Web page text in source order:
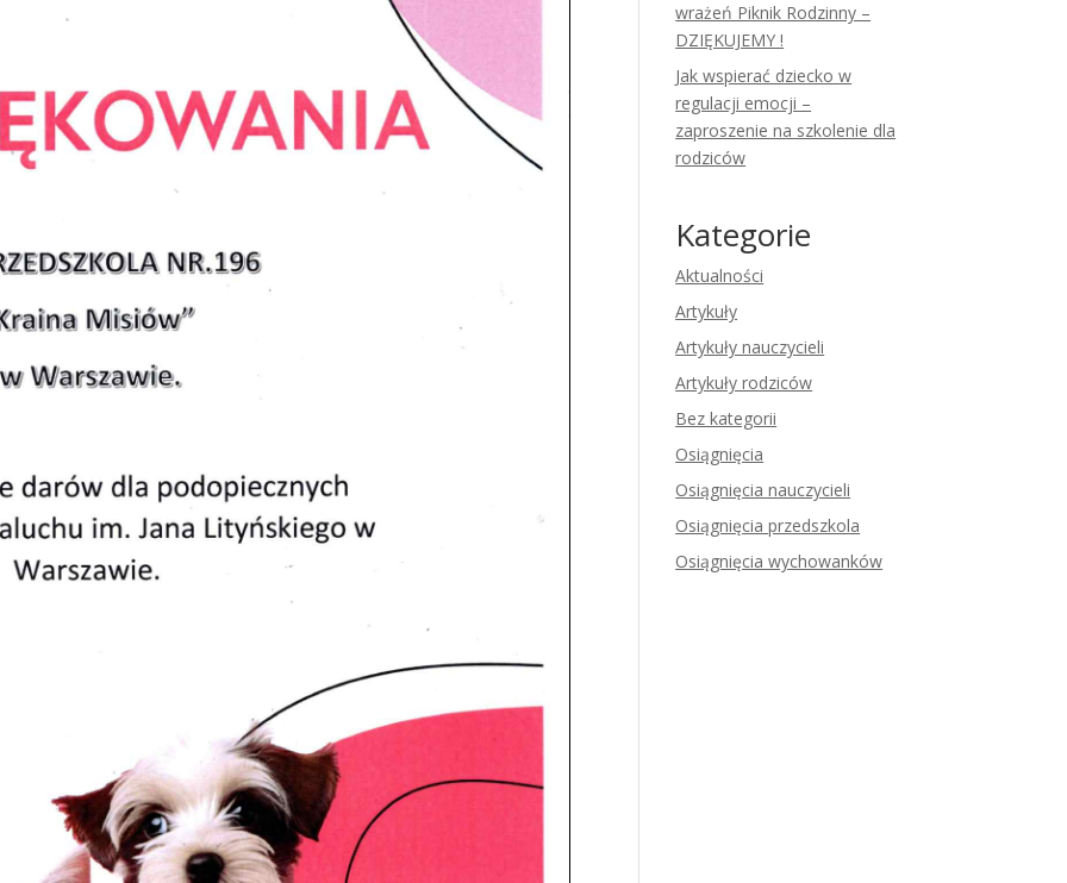
wrażeń Piknik Rodzinny –
DZIĘKUJEMY !
Jak wspierać dziecko w
regulacji emocji –
zaproszenie na szkolenie dla
rodziców
Kategorie
Aktualności
Artykuły
Artykuły nauczycieli
Artykuły rodziców
Bez kategorii
Osiągnięcia
Osiągnięcia nauczycieli
Osiągnięcia przedszkola
Osiągnięcia wychowanków